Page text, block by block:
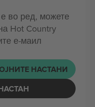
во ред, можете
Hot Country
е-маил
НАСТАНИ